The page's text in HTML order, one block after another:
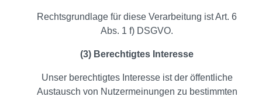
Rechtsgrundlage für diese Verarbeitung ist Art. 6
Abs. 1 f) DSGVO.
(3) Berechtigtes Interesse
Unser berechtigtes Interesse ist der öffentliche
Austausch von Nutzermeinungen zu bestimmten